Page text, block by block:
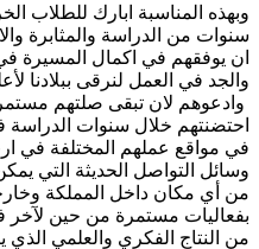
وبهذه المناسبة ابارك للطلاب
سنوات من الدراسة والمثابرة
ان يوفقهم في اكمال المسيرة
والجد في العمل لنرقى ببلادنا
وادعوهم لان تبقى صلتهم
احتضنتهم خلال سنوات الدراسة
في مواقع عملهم المختلفة في
وسائل التواصل الحديثة التي
من أي مكان داخل المملكة
بفعاليات مستمرة من حين لآخر
من النتاج الفكري والعلمي الذي